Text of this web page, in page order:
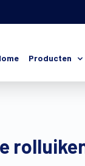
Producten